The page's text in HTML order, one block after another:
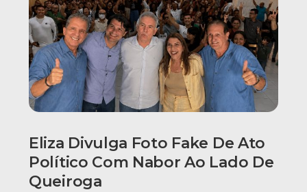
Eliza Divulga Foto Fake De Ato
Político Com Nabor Ao Lado De
Queiroga